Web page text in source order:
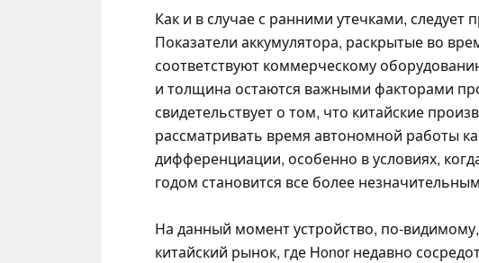
Как и в случае с ранними утечками,
Показатели аккумулятора, раскрытые во
соответствуют коммерческому
и толщина остаются важными факторами
свидетельствует о том, что китайские
рассматривать время автономной работы
дифференциации, особенно в условиях,
годом становится все более
На данный момент устройство, по-
китайский рынок, где Honor недавно